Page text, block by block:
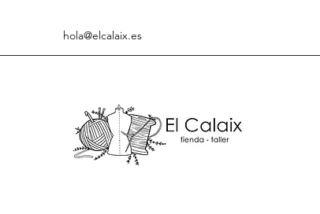
hola@elcalaix.es